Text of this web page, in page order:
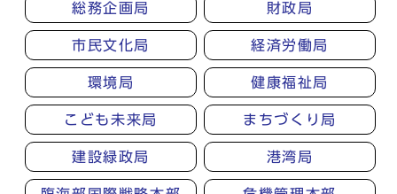
総務企画局 財政局
市民文化局 経済労働局
環境局 健康福祉局
こども未来局 まちづくり局
建設緑政局 港湾局